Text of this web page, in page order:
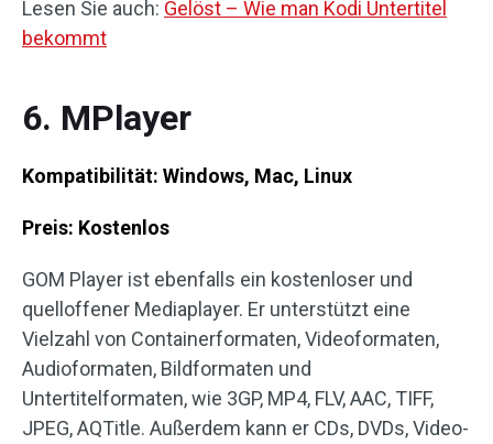
Lesen Sie auch: Gelöst – Wie man Kodi Untertitel
bekommt
6. MPlayer
Kompatibilität: Windows, Mac, Linux
Preis: Kostenlos
GOM Player ist ebenfalls ein kostenloser und
quelloffener Mediaplayer. Er unterstützt eine
Vielzahl von Containerformaten, Videoformaten,
Audioformaten, Bildformaten und
Untertitelformaten, wie 3GP, MP4, FLV, AAC, TIFF,
JPEG, AQTitle. Außerdem kann er CDs, DVDs, Video-